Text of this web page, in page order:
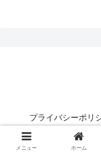
プライバシーポリ
Copyright © 2013-
メニュー ホーム